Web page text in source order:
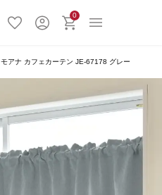
0
モアナ カフェカーテン JE-67178 グレー